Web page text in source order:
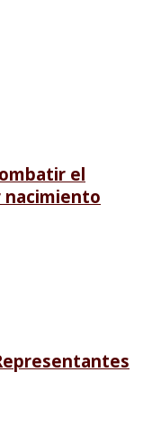
el
nacimiento